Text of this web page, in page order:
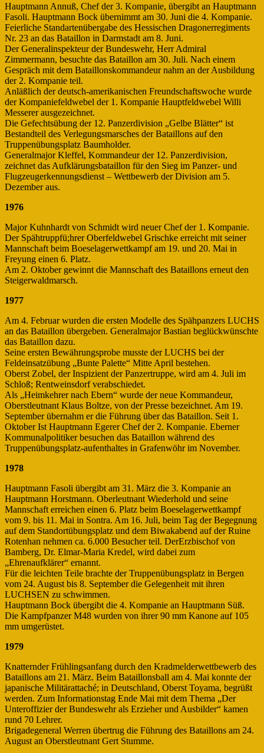
Hauptmann Annuß, Chef der 3. Kompanie, übergibt an Hauptmann
Fasoli. Hauptmann Bock übernimmt am 30. Juni die 4. Kompanie.
Feierliche Standartenübergabe des Hessischen Dragonerregiments
Nr. 23 an das Bataillon in Darmstadt am 8. Juni.
Der Generalinspekteur der Bundeswehr, Herr Admiral
Zimmermann, besuchte das Bataillon am 30. Juli. Nach einem
Gespräch mit dem Bataillonskommandeur nahm an der Ausbildung
der 2. Kompanie teil.
Anläßlich der deutsch-amerikanischen Freundschaftswoche wurde
der Kompaniefeldwebel der 1. Kompanie Hauptfeldwebel Willi
Messerer ausgezeichnet.
Die Gefechtsübung der 12. Panzerdivision „Gelbe Blätter“ ist
Bestandteil des Verlegungsmarsches der Bataillons auf den
Truppenübungsplatz Baumholder.
Generalmajor Kleffel, Kommandeur der 12. Panzerdivision,
zeichnet das Aufklärungsbataillon für den Sieg im Panzer- und
Flugzeugerkennungsdienst – Wettbewerb der Division am 5.
Dezember aus.
1976
Major Kuhnhardt von Schmidt wird neuer Chef der 1. Kompanie.
Der Spähtruppfü;hrer Oberfeldwebel Grischke erreicht mit seiner
Mannschaft beim Boeselagerwettkampf am 19. und 20. Mai in
Freyung einen 6. Platz.
Am 2. Oktober gewinnt die Mannschaft des Bataillons erneut den
Steigerwaldmarsch.
1977
Am 4. Februar wurden die ersten Modelle des Spähpanzers LUCHS
an das Bataillon übergeben. Generalmajor Bastian beglückwünschte
das Bataillon dazu.
Seine ersten Bewährungsprobe musste der LUCHS bei der
Feldeinsatzübung „Bunte Palette“ Mitte April bestehen.
Oberst Zobel, der Inspizient der Panzertruppe, wird am 4. Juli im
Schloß; Rentweinsdorf verabschiedet.
Als „Heimkehrer nach Ebern“ wurde der neue Kommandeur,
Oberstleutnant Klaus Boltze, von der Presse bezeichnet. Am 19.
September übernahm er die Führung über das Bataillon. Seit 1.
Oktober Ist Hauptmann Egerer Chef der 2. Kompanie. Eberner
Kommunalpolitiker besuchen das Bataillon während des
Truppenübungsplatz-aufenthaltes in Grafenwöhr im November.
1978
Hauptmann Fasoli übergibt am 31. März die 3. Kompanie an
Hauptmann Horstmann. Oberleutnant Wiederhold und seine
Mannschaft erreichen einen 6. Platz beim Boeselagerwettkampf
vom 9. bis 11. Mai in Sontra. Am 16. Juli, beim Tag der Begegnung
auf dem Standortübungsplatz und dem Biwakabend auf der Ruine
Rotenhan nehmen ca. 6.000 Besucher teil. DerErzbischof von
Bamberg, Dr. Elmar-Maria Kredel, wird dabei zum
„Ehrenaufklärer“ ernannt.
Für die leichten Teile brachte der Truppenübungsplatz in Bergen
vom 24. August bis 8. September die Gelegenheit mit ihren
LUCHSEN zu schwimmen.
Hauptmann Bock übergibt die 4. Kompanie an Hauptmann Süß.
Die Kampfpanzer M48 wurden von ihrer 90 mm Kanone auf 105
mm umgerüstet.
1979
Knatternder Frühlingsanfang durch den Kradmelderwettbewerb des
Bataillons am 21. März. Beim Bataillonsball am 4. Mai konnte der
japanische Militärattaché; in Deutschland, Oberst Toyama, begrüßt
werden. Zum Informationstag Ende Mai mit dem Thema „Der
Unteroffizier der Bundeswehr als Erzieher und Ausbilder“ kamen
rund 70 Lehrer.
Brigadegeneral Werren übertrug die Führung des Bataillons am 24.
August an Oberstleutnant Gert Stumme.